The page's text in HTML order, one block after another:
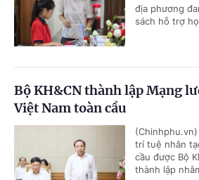
địa phương
sách hỗ trợ
Bộ KH&CN thành lập Mạng
Việt Nam toàn cầu
trí tuệ nhân
cầu được Bộ
thành lập